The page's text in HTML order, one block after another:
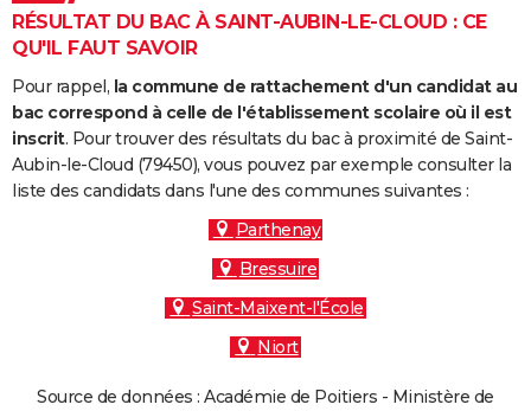
COPAINS D'AVANT
S'inscrire
Se connecter
Lycées
Collèges
Primaires
Universités
Entreprises
Service militaire
Avis de recherche
AVIS DE DÉCÈS
FORUM
Bricolage
Lifestyle
Culture
Sport
Auto
Television
Voyage
Cinema
RÉSULTAT DU BAC À SAINT-AUBIN-LE-CLOUD : CE
QU'IL FAUT SAVOIR
Pour rappel, la commune de rattachement d'un candidat au
bac correspond à celle de l'établissement scolaire où il est
inscrit. Pour trouver des résultats du bac à proximité de Saint-
Aubin-le-Cloud (79450), vous pouvez par exemple consulter la
liste des candidats dans l'une des communes suivantes :
Parthenay
Bressuire
Saint-Maixent-l'École
Niort
Source de données : Académie de Poitiers - Ministère de